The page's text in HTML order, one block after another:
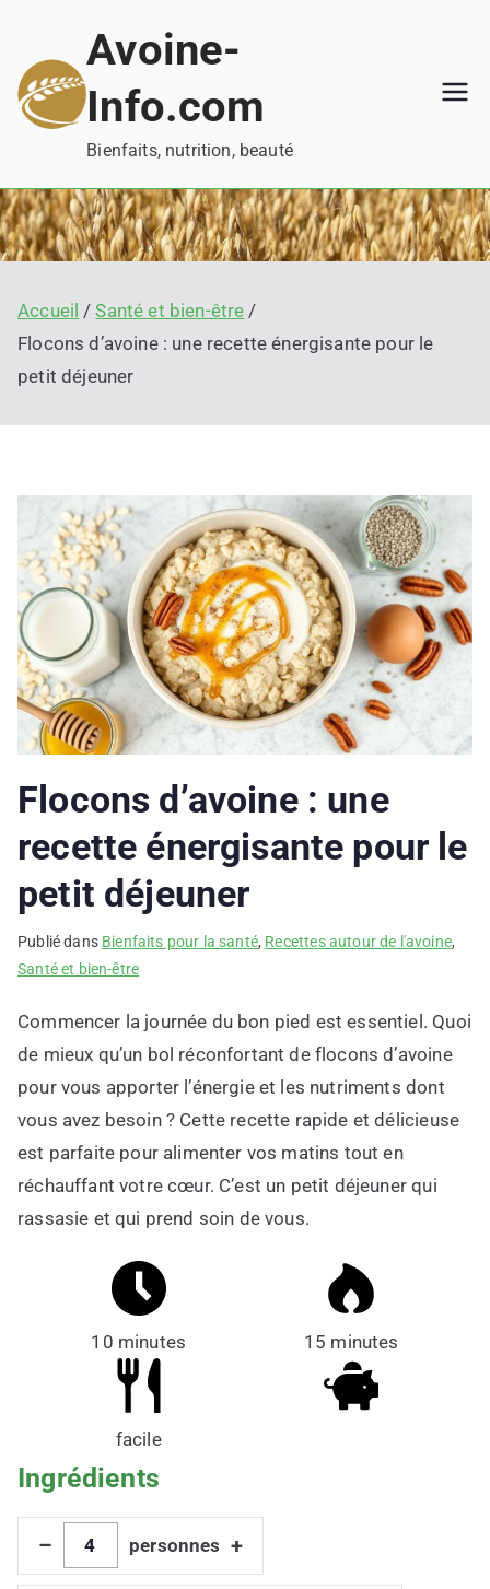
contenu
Avoine-
Info.com
Bienfaits, nutrition, beauté
Accueil
Santé et bien-être
Flocons d’avoine : une recette énergisante pour le
petit déjeuner
Flocons d’avoine : une
recette énergisante pour le
petit déjeuner
Publié dans Bienfaits pour la santé, Recettes autour de l'avoine,
Santé et bien-être
Commencer la journée du bon pied est essentiel. Quoi
de mieux qu’un bol réconfortant de flocons d’avoine
pour vous apporter l’énergie et les nutriments dont
vous avez besoin ? Cette recette rapide et délicieuse
est parfaite pour alimenter vos matins tout en
réchauffant votre cœur. C’est un petit déjeuner qui
rassasie et qui prend soin de vous.
10 minutes 15 minutes
facile
Ingrédients
– personnes +